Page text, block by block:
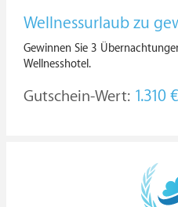
Wellnessurlaub zu
Gewinnen Sie 3
Wellnesshotel.
Gutschein-Wert: 1.310 €